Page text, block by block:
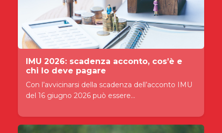
IMU 2026: scadenza acconto, cos’è e
chi lo deve pagare
Con l’avvicinarsi della scadenza dell’acconto IMU
del 16 giugno 2026 può essere...